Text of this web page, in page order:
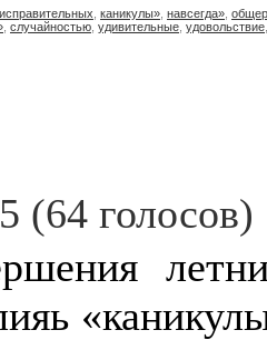
исправительных каникулы» навсегда»
случайностью удивительные удовольствие
(64 голосов)